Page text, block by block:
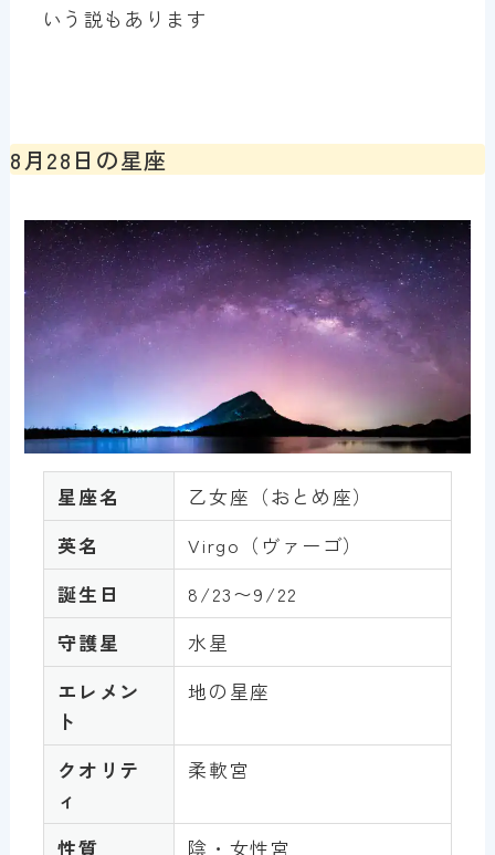
いう説もあります
8月28日の星座
星座名
乙女座（おとめ座）
英名
Virgo（ヴァーゴ）
誕生日
8/23〜9/22
守護星
水星
エレメン
ト
地の星座
クオリテ
ィ
柔軟宮
性質 陰・女性宮